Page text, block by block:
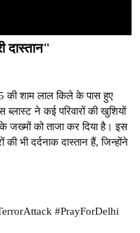
दास्तान"
की शाम लाल किले के पास हुए
ने कई परिवारों की खुशियों
जख्मों को ताजा कर दिया है। इस
की भी दर्दनाक दास्तान हैं, जिन्होंने
#PrayForDelhi